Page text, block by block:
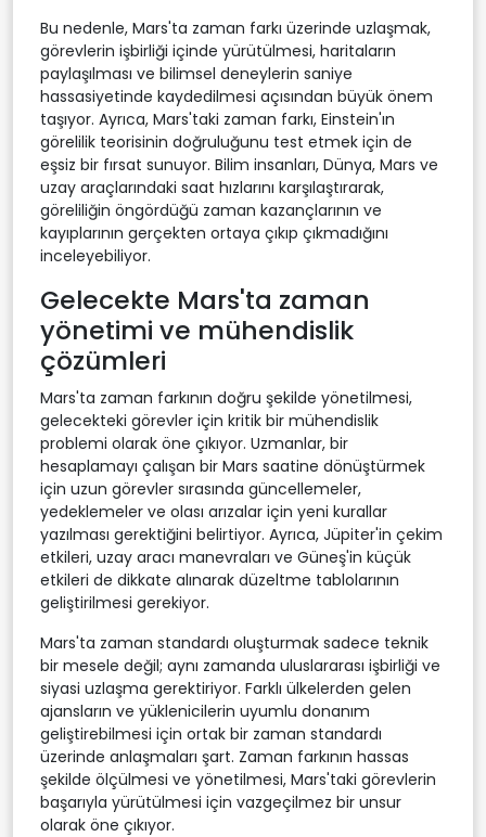
Bu nedenle, Mars'ta zaman farkı üzerinde uzlaşmak,
görevlerin işbirliği içinde yürütülmesi, haritaların
paylaşılması ve bilimsel deneylerin saniye
hassasiyetinde kaydedilmesi açısından büyük önem
taşıyor. Ayrıca, Mars'taki zaman farkı, Einstein'ın
görelilik teorisinin doğruluğunu test etmek için de
eşsiz bir fırsat sunuyor. Bilim insanları, Dünya, Mars ve
uzay araçlarındaki saat hızlarını karşılaştırarak,
göreliliğin öngördüğü zaman kazançlarının ve
kayıplarının gerçekten ortaya çıkıp çıkmadığını
inceleyebiliyor.
Gelecekte Mars'ta zaman
yönetimi ve mühendislik
çözümleri
Mars'ta zaman farkının doğru şekilde yönetilmesi,
gelecekteki görevler için kritik bir mühendislik
problemi olarak öne çıkıyor. Uzmanlar, bir
hesaplamayı çalışan bir Mars saatine dönüştürmek
için uzun görevler sırasında güncellemeler,
yedeklemeler ve olası arızalar için yeni kurallar
yazılması gerektiğini belirtiyor. Ayrıca, Jüpiter'in çekim
etkileri, uzay aracı manevraları ve Güneş'in küçük
etkileri de dikkate alınarak düzeltme tablolarının
geliştirilmesi gerekiyor.
Mars'ta zaman standardı oluşturmak sadece teknik
bir mesele değil; aynı zamanda uluslararası işbirliği ve
siyasi uzlaşma gerektiriyor. Farklı ülkelerden gelen
ajansların ve yüklenicilerin uyumlu donanım
geliştirebilmesi için ortak bir zaman standardı
üzerinde anlaşmaları şart. Zaman farkının hassas
şekilde ölçülmesi ve yönetilmesi, Mars'taki görevlerin
başarıyla yürütülmesi için vazgeçilmez bir unsur
olarak öne çıkıyor.